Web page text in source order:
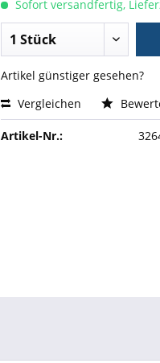
Sofort versandfertig,
Artikel günstiger gesehen?
Vergleichen
Artikel-Nr.: